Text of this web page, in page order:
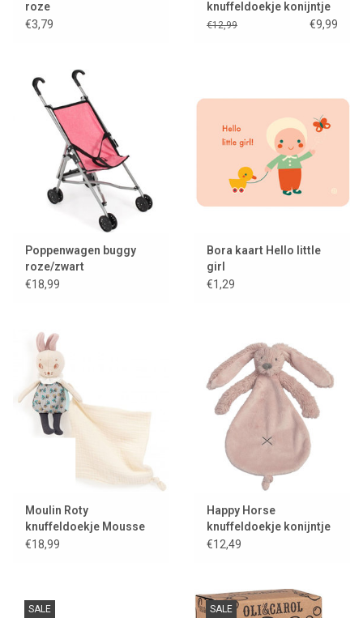
roze
€3,79
knuffeldoekje konijntje
Richie blauw
€12,99 €9,99
Poppenwagen buggy
roze/zwart
€18,99
Bora kaart Hello little
girl
€1,29
Moulin Roty
knuffeldoekje Mousse
the muis
€18,99
Happy Horse
knuffeldoekje konijntje
Richie oud roze
€12,49
SALE SALE